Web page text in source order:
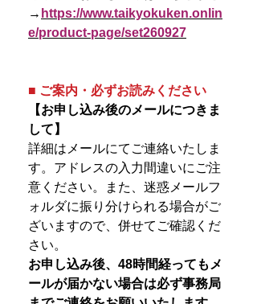
→ https://www.taikyokuken.onlin
e/product-page/set260927
■ ご案内・必ずお読みください
【お申し込み後のメールにつきま
して】
詳細はメールにてご連絡いたしま
す。アドレスの入力間違いにご注
意ください。また、迷惑メールフ
ォルダに振り分けられる場合がご
ざいますので、併せてご確認くだ
さい。
お申し込み後、48時間経ってもメ
ールが届かない場合は必ず事務局